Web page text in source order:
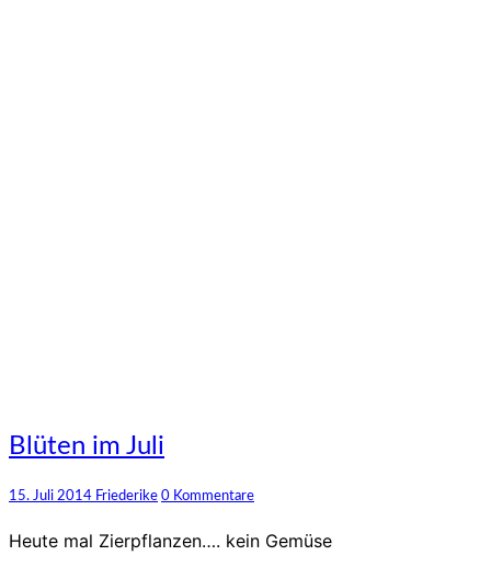
Blüten
im
Juli
Blüten im Juli
15. Juli 2014 Friederike Kommentare
0 Kommentare
Heute mal Zierpflanzen…. kein Gemüse